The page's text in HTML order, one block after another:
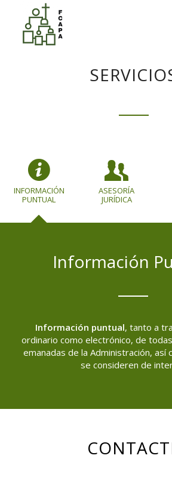
INFORMACIÓN
PUNTUAL
ASESORÍA
JURÍDICA
Información
Información puntual, tanto a
ordinario como electrónico, de
emanadas de la Administración, así
se consideren de